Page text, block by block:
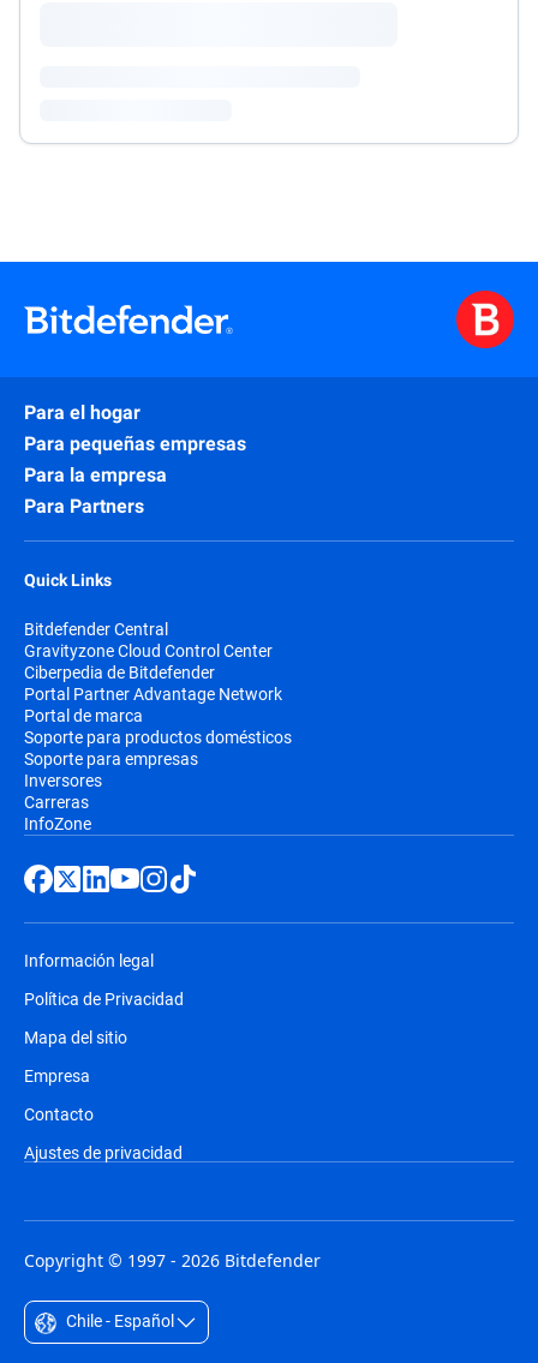
Para el hogar
Para pequeñas empresas
Para la empresa
Para Partners
Quick Links
Bitdefender Central
Gravityzone Cloud Control Center
Ciberpedia de Bitdefender
Portal Partner Advantage Network
Portal de marca
Soporte para productos domésticos
Soporte para empresas
Inversores
Carreras
InfoZone
Información legal
Política de Privacidad
Mapa del sitio
Empresa
Contacto
Ajustes de privacidad
Copyright © 1997 - 2026 Bitdefender
Chile - Español